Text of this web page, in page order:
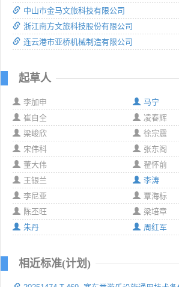
中山市金马文旅科技有限公司
浙江南方文旅科技股份有限公司
连云港市亚桥机械制造有限公司
起草人
李加申
马宁
崔自全
凌春辉
梁峻欣
徐宗震
宋伟科
张东阁
董大伟
翟怀前
王银兰
李涛
李尼亚
覃海标
陈丕旺
梁培章
朱丹
周红军
相近标准(计划)